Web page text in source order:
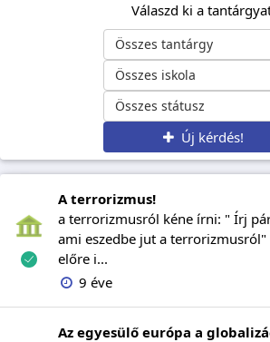
Válaszd ki a
Összes tantárgy
Összes iskola
Összes státusz
Új kérdés!
A terrorizmus!
a terrorizmusról kéne írni: " Írj
ami eszedbe jut a terrorizmusról"
előre i...
9 éve
Az egyesülő európa a